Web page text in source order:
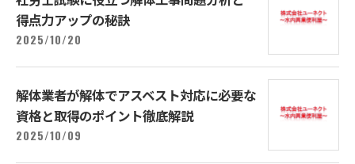
得点力アップの秘訣
2025/10/20
解体業者が解体でアスベスト対応に必要な
資格と取得のポイント徹底解説
2025/10/09